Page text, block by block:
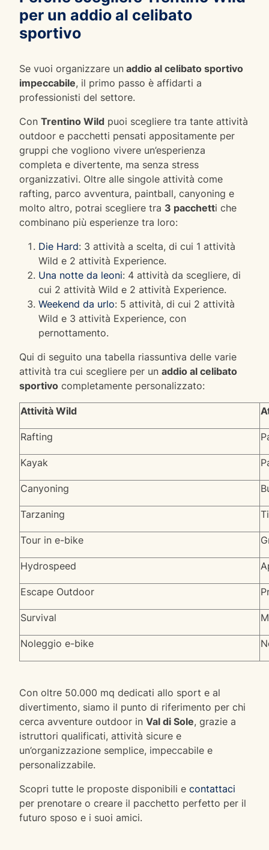
per un addio al celibato
sportivo
Se vuoi organizzare un addio al celibato sportivo
impeccabile, il primo passo è affidarti a
professionisti del settore.
Con Trentino Wild puoi scegliere tra tante attività
outdoor e pacchetti pensati appositamente per
gruppi che vogliono vivere un’esperienza
completa e divertente, ma senza stress
organizzativi. Oltre alle singole attività come
rafting, parco avventura, paintball, canyoning e
molto altro, potrai scegliere tra 3 pacchetti che
combinano più esperienze tra loro:
Die Hard: 3 attività a scelta, di cui 1 attività
Wild e 2 attività Experience.
Una notte da leoni: 4 attività da scegliere, di
cui 2 attività Wild e 2 attività Experience.
Weekend da urlo: 5 attività, di cui 2 attività
Wild e 3 attività Experience, con
pernottamento.
Qui di seguito una tabella riassuntiva delle varie
attività tra cui scegliere per un addio al celibato
sportivo completamente personalizzato:
Attività Wild
Rafting
Kayak
Canyoning
Tarzaning
Tour in e-bike
Hydrospeed
Escape Outdoor
Survival
Noleggio e-bike
Con oltre 50.000 mq dedicati allo sport e al
divertimento, siamo il punto di riferimento per chi
cerca avventure outdoor in Val di Sole, grazie a
istruttori qualificati, attività sicure e
un’organizzazione semplice, impeccabile e
personalizzabile.
Scopri tutte le proposte disponibili e contattaci
per prenotare o creare il pacchetto perfetto per il
futuro sposo e i suoi amici.